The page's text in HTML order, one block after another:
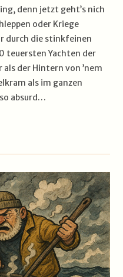
denn jetzt geht’s nich
oder Kriege
durch die stinkfeinen
teuersten Yachten der
der Hintern von ’nem
als im ganzen
absurd…